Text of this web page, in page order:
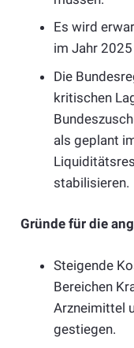
Es wird
im Jahr
Die
kritischen
als geplant
stabilisieren.
Gründe für die
Steigende
Bereichen
Arzneimittel
gestiegen.